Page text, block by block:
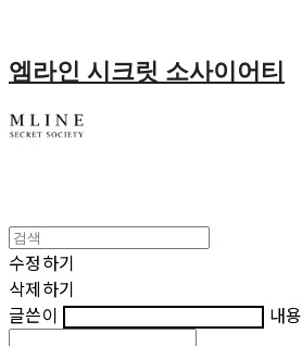
엠라인 시크릿 소사이어티
수정하기
삭제하기
글쓴이
내용